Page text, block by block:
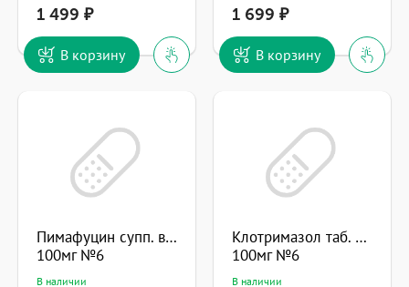
1 499
В корзину
1 699
В корзину
Пимафуцин супп. ваг.
100мг №6
В наличии
Клотримазол таб. ваг.
100мг №6
В наличии